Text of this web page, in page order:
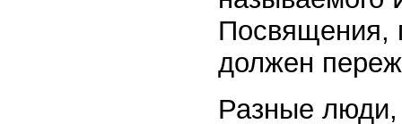
Посвящения,
должен
Разные